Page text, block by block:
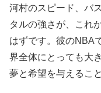
河村のスピード、バ
タルの強さが、これ
はずです。彼のNBA
界全体にとっても大
夢と希望を与えるこ